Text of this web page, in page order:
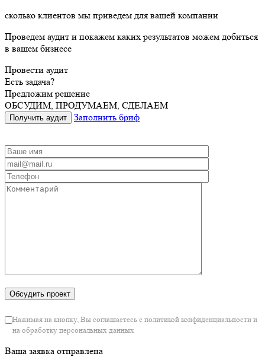
сколько клиентов мы приведем для вашей компании
Проведем аудит и покажем каких результатов можем добиться
в вашем бизнесе
Провести аудит
Есть задача?
Предложим решение
ОБСУДИМ, ПРОДУМАЕМ, СДЕЛАЕМ
Получить аудит Заполнить бриф
Нажимая на кнопку, Вы соглашаетесь с политикой конфиденциальности и
на обработку персональных данных
Ваша заявка отправлена